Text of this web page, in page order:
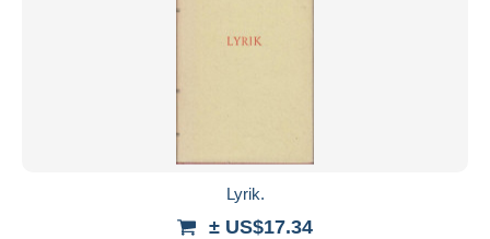
Lyrik.
± US$17.34